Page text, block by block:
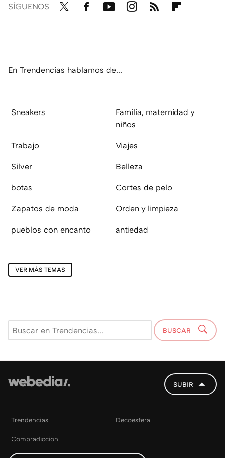
SÍGUENOS
En Trendencias hablamos de...
Sneakers
Familia, maternidad y
niños
Trabajo Viajes
Silver Belleza
botas Cortes de pelo
Zapatos de moda Orden y limpieza
pueblos con encanto antiedad
VER MÁS TEMAS
BUSCAR
SUBIR
Trendencias Decoesfera
Compradiccion